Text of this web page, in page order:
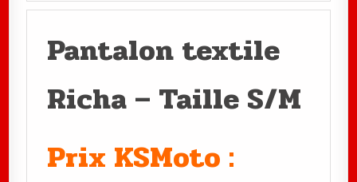
Pantalon textile
Richa – Taille S/M
Prix KSMoto :